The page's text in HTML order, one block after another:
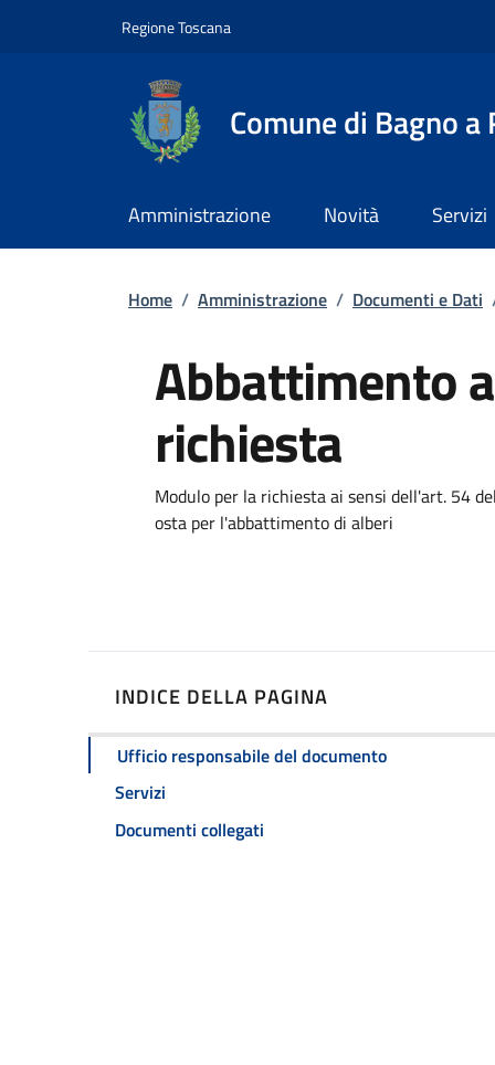
Regione ToscanaSlim top
Comune di Bagno a
Amministrazione Novità Servizi
Briciole di pane
Home / Amministrazione / Documenti e Dati
Abbattimento
richiesta
Dettagli
Modulo per la richiesta ai sensi dell'art. 54
osta per l'abbattimento di alberi
INDICE DELLA PAGINA
Ufficio responsabile del documento
Servizi
Documenti collegati